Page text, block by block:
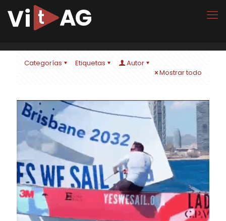
Categorías Etiquetas
Autor
Mostrar todo